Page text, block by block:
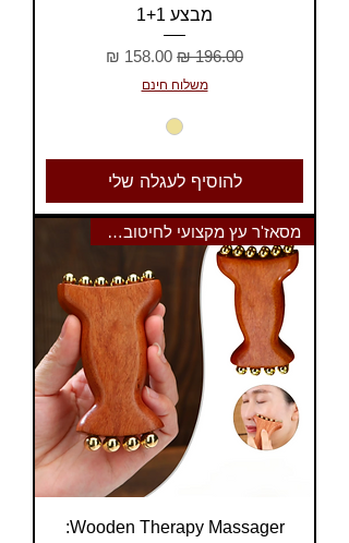
מבצע 1+1
מחיר רגיל מחיר מבצע
משלוח חינם
להוסיף לעגלה שלי
מסאז'ר עץ מקצועי לחיטוב וניקוז
Wooden Therapy Massager: